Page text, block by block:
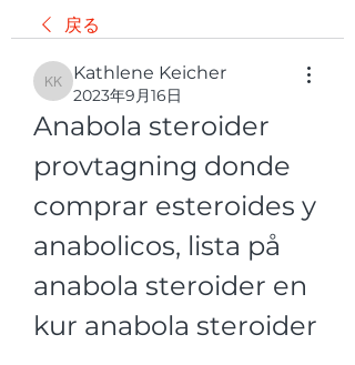
戻る
Kathlene Keicher
Kathlene Keicher
2023年9月16日
Anabola steroider
provtagning donde
comprar esteroides y
anabolicos, lista på
anabola steroider en
kur anabola steroider